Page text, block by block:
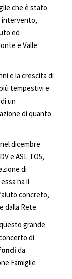
che è stato
intervento,
ed
e Valle
e la crescita di
tempestivi e
un
di quanto
dicembre
e ASL TO5,
di
ha il
concreto,
dalla Rete.
grande
di
da
Famiglie